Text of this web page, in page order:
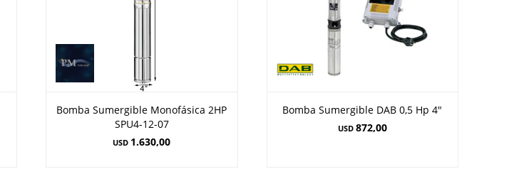
Bomba Sumergible Monofásica 2HP
SPU4-12-07
USD 1.630,00
Bomba Sumergible DAB 0,5 Hp 4"
USD 872,00